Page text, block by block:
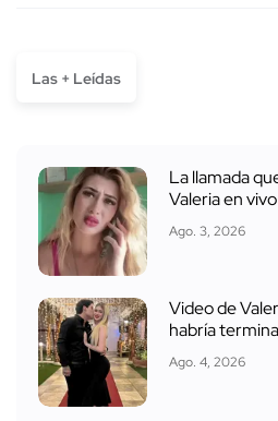
Las + Leídas
La llamada
Valeria en vivo
Ago. 3, 2026
Video de
habría
Ago. 4, 2026